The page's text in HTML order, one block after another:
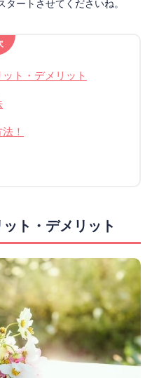
ートさせてくださいね。
ト・デメリット
！
ト・デメリット